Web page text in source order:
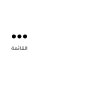
القائمة